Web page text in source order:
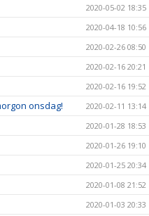
2020-05-02 18:35
2020-04-18 10:56
2020-02-26 08:50
2020-02-16 20:21
2020-02-16 19:52
onsdag! 2020-02-11 13:14
2020-01-28 18:53
2020-01-26 19:10
2020-01-25 20:34
2020-01-08 21:52
2020-01-03 20:33